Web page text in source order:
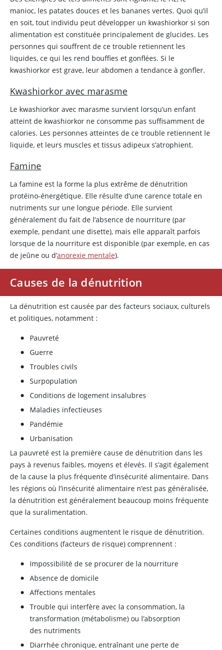
manioc, les patates douces et les bananes vertes. Quoi qu’il
en soit, tout individu peut développer un kwashiorkor si son
alimentation est constituée principalement de glucides. Les
personnes qui souffrent de ce trouble retiennent les
liquides, ce qui les rend bouffies et gonflées. Si le
kwashiorkor est grave, leur abdomen a tendance à gonfler.
Kwashiorkor avec marasme
Le kwashiorkor avec marasme survient lorsqu’un enfant
atteint de kwashiorkor ne consomme pas suffisamment de
calories. Les personnes atteintes de ce trouble retiennent le
liquide, et leurs muscles et tissus adipeux s’atrophient.
Famine
La famine est la forme la plus extrême de dénutrition
protéino-énergétique. Elle résulte d’une carence totale en
nutriments sur une longue période. Elle survient
généralement du fait de l’absence de nourriture (par
exemple, pendant une disette), mais elle apparaît parfois
lorsque de la nourriture est disponible (par exemple, en cas
de jeûne ou d’anorexie mentale).
Causes de la dénutrition
La dénutrition est causée par des facteurs sociaux, culturels
et politiques, notamment :
Pauvreté
Guerre
Troubles civils
Surpopulation
Conditions de logement insalubres
Maladies infectieuses
Pandémie
Urbanisation
La pauvreté est la première cause de dénutrition dans les
pays à revenus faibles, moyens et élevés. Il s’agit également
de la cause la plus fréquente d’insécurité alimentaire. Dans
les régions où l’insécurité alimentaire n’est pas généralisée,
la dénutrition est généralement beaucoup moins fréquente
que la suralimentation.
Certaines conditions augmentent le risque de dénutrition.
Ces conditions (facteurs de risque) comprennent :
Impossibilité de se procurer de la nourriture
Absence de domicile
Affections mentales
Trouble qui interfère avec la consommation, la
transformation (métabolisme) ou l’absorption
des nutriments
Diarrhée chronique, entraînant une perte de